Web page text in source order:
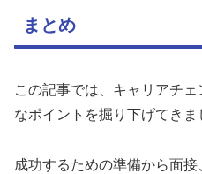
まとめ
この記事では、キャリアチ
なポイントを掘り下げてきま
成功するための準備から面